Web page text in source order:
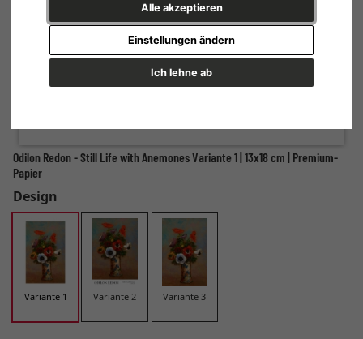
Alle akzeptieren
Ich lehne ab
Einstellungen ändern
Odilon Redon - Still Life with Anemones Variante 1 | 13x18 cm | Premium-
Papier
Design
Variante 1 Variante 2 Variante 3